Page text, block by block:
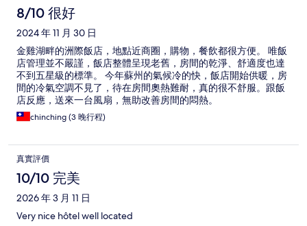
8/10 很好
2024 年 11 月 30 日
金雞湖畔的洲際飯店，地點近商圈，購物，餐飲都很方便。 唯飯
店管理並不嚴謹，飯店整體呈現老舊，房間的乾淨、舒適度也達
不到五星級的標準。 今年蘇州的氣候冷的快，飯店開始供暖，房
間的冷氣空調不見了，待在房間奧熱難耐，真的很不舒服。跟飯
店反應，送來一台風扇，無助改善房間的悶熱。
chinching (3 晚行程)
真實評價
10/10 完美
2026 年 3 月 11 日
Very nice hôtel well located